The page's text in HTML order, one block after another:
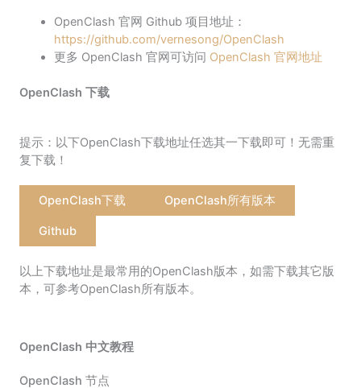
OpenClash 官网 Github 项目地址：
https://github.com/vernesong/OpenClash
更多 OpenClash 官网可访问 OpenClash 官网地址
OpenClash 下载
提示：以下OpenClash下载地址任选其一下载即可！无需重
复下载！
OpenClash下载 OpenClash所有版本
Github
以上下载地址是最常用的OpenClash版本，如需下载其它版
本，可参考OpenClash所有版本。
OpenClash 中文教程
OpenClash 节点